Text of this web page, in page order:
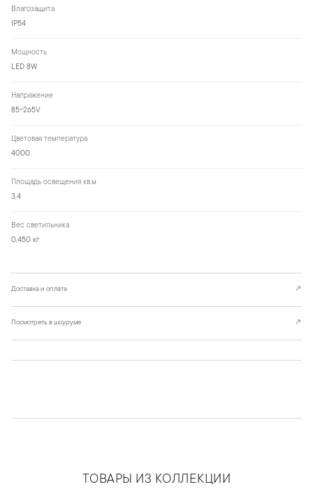
Влагозащита
IP54
Мощность
LED 8W
Напряжение
85-265V
Цветовая температура
4000
Площадь освещения кв.м
3,4
Вес светильника
0,450 кг
Доставка и оплата ↗
Посмотреть в шоуруме ↗
ТОВАРЫ ИЗ КОЛЛЕКЦИИ